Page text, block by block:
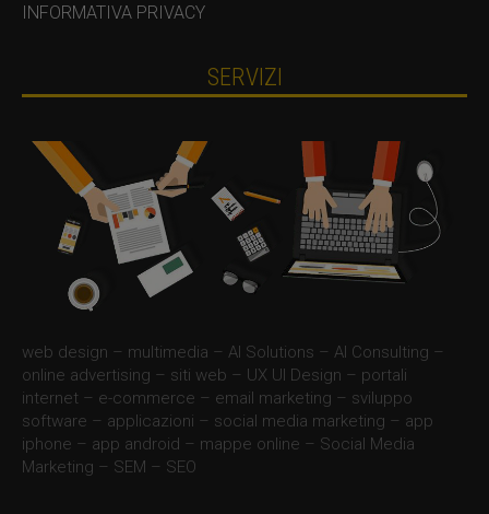
INFORMATIVA PRIVACY
SERVIZI
web design – multimedia – AI Solutions – AI Consulting –
online advertising – siti web – UX UI Design – portali
internet – e-commerce – email marketing – sviluppo
software – applicazioni – social media marketing – app
iphone – app android – mappe online – Social Media
Marketing – SEM – SEO